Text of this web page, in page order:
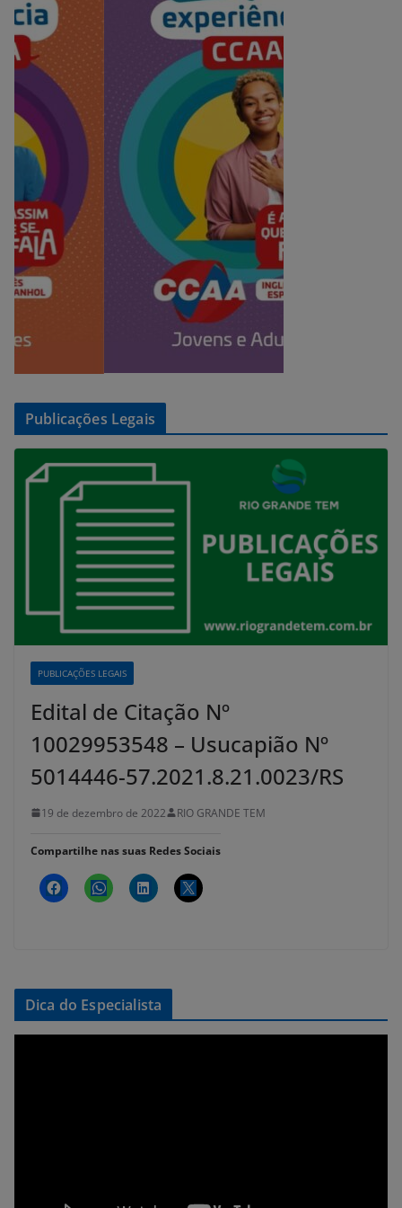
Publicações Legais
PUBLICAÇÕES LEGAIS
Edital de Citação Nº
10029953548 – Usucapião Nº
5014446-57.2021.8.21.0023/RS
19 de dezembro de 2022 RIO GRANDE TEM
Compartilhe nas suas Redes Sociais
Dica do Especialista